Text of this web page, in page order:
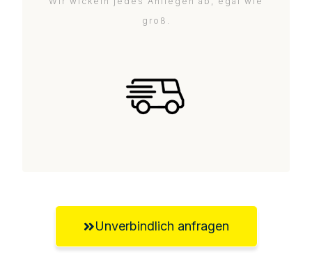
groß.
Unverbindlich anfragen